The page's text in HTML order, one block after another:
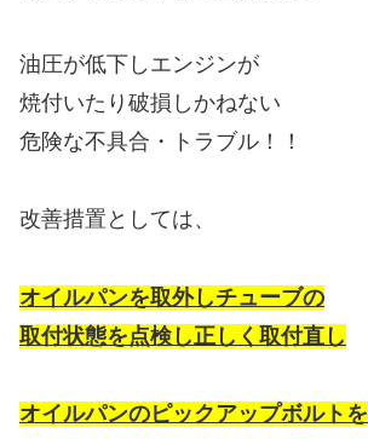
油圧が低下しエンジンが
焼付いたり破損しかねない
危険な不具合・トラブル！！
改善措置としては、
オイルパンを取外しチューブの
取付状態を点検し正しく取付直し
オイルパンのピックアップボルトを